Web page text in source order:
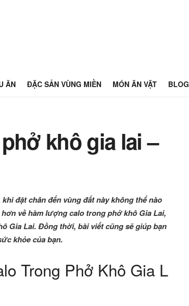
ĂN ĐẶC SẢN VÙNG MIỀN MÓN ĂN VẶT BLOG
khô gia lai –
đặt chân đến vùng đất này không thể nào
về hàm lượng calo trong phở khô Gia Lai,
Gia Lai. Đồng thời, bài viết cũng sẽ giúp bạn
khỏe của bạn.
Trong Phở Khô Gia L